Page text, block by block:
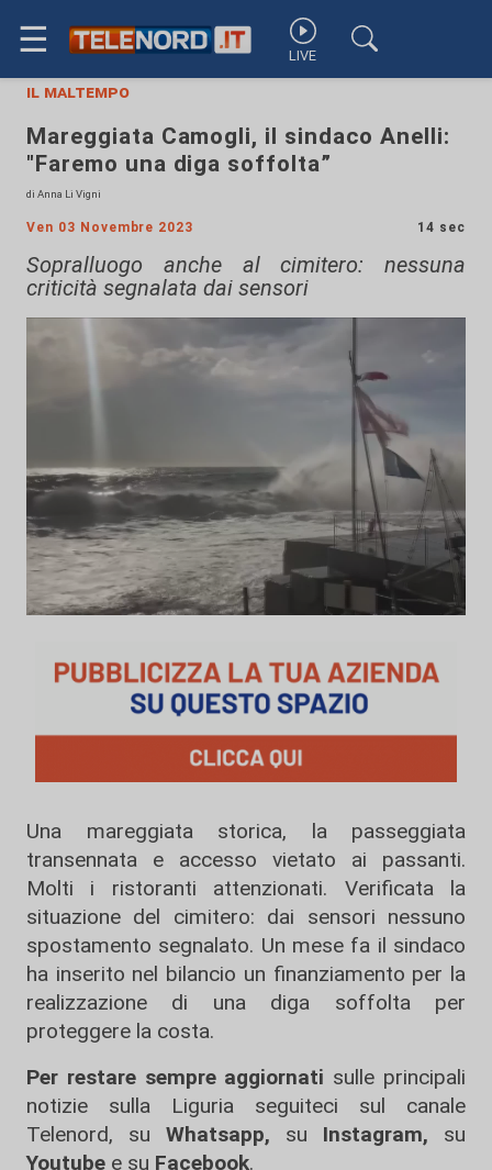
☰ LIVE
il maltempo
Mareggiata Camogli, il sindaco Anelli:
"Faremo una diga soffolta”
di Anna Li Vigni
Ven 03 Novembre 2023 14 sec
Sopralluogo anche al cimitero: nessuna
criticità segnalata dai sensori
Una mareggiata storica, la passeggiata
transennata e accesso vietato ai passanti.
Molti i ristoranti attenzionati. Verificata la
situazione del cimitero: dai sensori nessuno
spostamento segnalato. Un mese fa il sindaco
ha inserito nel bilancio un finanziamento per la
realizzazione di una diga soffolta per
proteggere la costa.
Per restare sempre aggiornati sulle principali
notizie sulla Liguria seguiteci sul canale
Telenord, su
Whatsapp, su Instagram, su
Youtube e su Facebook.